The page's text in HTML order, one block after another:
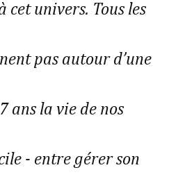
cet univers. Tous les
pas autour d’une
ans la vie de nos
- entre gérer son